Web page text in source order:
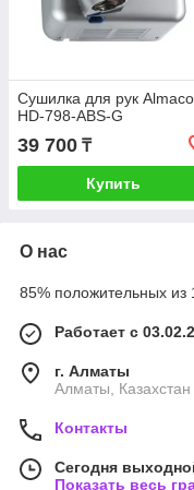
Сушилка для рук
HD-798-ABS-G
39 700 ₸
Купить
О нас
85% положительных из
Работает с
г. Алматы
Алматы, Казахстан
Контакты
Сегодня
Показать весь